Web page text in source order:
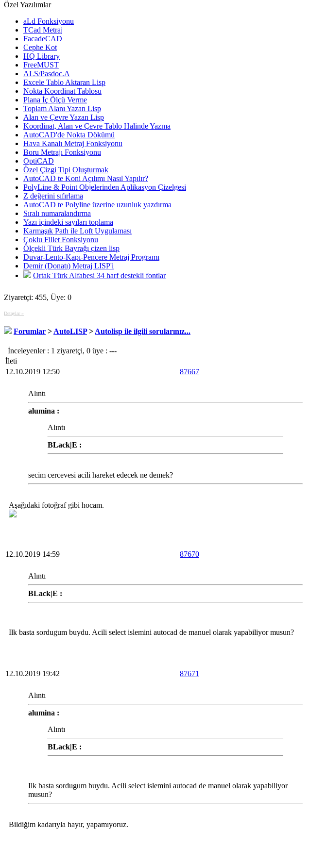
Özel Yazılımlar
aLd Fonksiyonu
TCad Metraj
FacadeCAD
Cephe Kot
HQ Library
FreeMUST
ALS/Pasdoc.A
Excele Tablo Aktaran Lisp
Nokta Koordinat Tablosu
Plana İç Ölçü Verme
Toplam Alanı Yazan Lisp
Alan ve Çevre Yazan Lisp
Koordinat, Alan ve Çevre Tablo Halinde Yazma
AutoCAD'de Nokta Dökümü
Hava Kanalı Metraj Fonksiyonu
Boru Metrajı Fonksiyonu
OptiCAD
Özel Çizgi Tipi Oluşturmak
AutoCAD te Koni Açılımı Nasıl Yapılır?
PolyLine & Point Objelerinden Aplikasyon Çizelgesi
Z değerini sıfırlama
AutoCAD te Polyline üzerine uzunluk yazdırma
Sıralı numaralandırma
Yazı içindeki sayıları toplama
Karmaşık Path ile Loft Uygulaması
Çoklu Fillet Fonksiyonu
Ölçekli Türk Bayrağı çizen lisp
Duvar-Lento-Kapı-Pencere Metraj Programı
Demir (Donatı) Metraj LISP'i
Ortak Türk Alfabesi 34 harf destekli fontlar
Ziyaretçi: 455, Üye: 0
Detaylar »
Forumlar > AutoLISP> Autolisp ile ilgili sorularınız...
İnceleyenler : 1 ziyaretçi, 0 üye : ---
İleti
12.10.2019 12:50
87667
Alıntı
alumina :
Alıntı
BLack|E :
secim cercevesi acili hareket edecek ne demek?
Aşağıdaki fotoğraf gibi hocam.
12.10.2019 14:59
87670
Alıntı
BLack|E :
Ilk basta sordugum buydu. Acili select islemini autocad de manuel olarak yapabiliyor musun?
12.10.2019 19:42 87671
Alıntı
alumina :
Alıntı
BLack|E :
Ilk basta sordugum buydu. Acili select islemini autocad de manuel olarak yapabiliyor
musun?
Bildiğim kadarıyla hayır, yapamıyoruz.